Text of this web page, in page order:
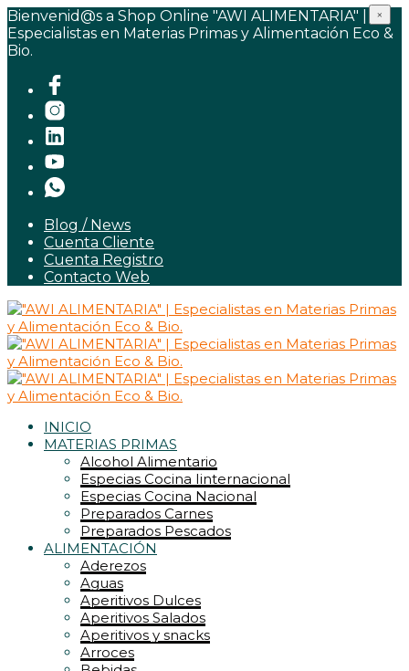
Bienvenid@s a Shop Online "AWI ALIMENTARIA" |
Especialistas en Materias Primas y Alimentación Eco &
Bio.
Blog / News
Cuenta Cliente
Cuenta Registro
Contacto Web
INICIO
MATERIAS PRIMAS
Alcohol Alimentario
Especias Cocina Iinternacional
Especias Cocina Nacional
Preparados Carnes
Preparados Pescados
ALIMENTACIÓN
Aderezos
Aguas
Aperitivos Dulces
Aperitivos Salados
Aperitivos y snacks
Arroces
×